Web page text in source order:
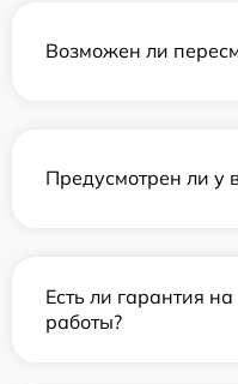
Возможен ли
Предусмотрен ли у
Есть ли гарантия
работы?